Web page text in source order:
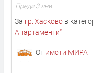
Преди 3 дни
За гр. Хасковов
Апартаменти“
От имоти МИРА